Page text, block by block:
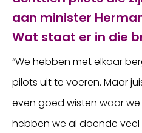
aan minister
Wat staat er in die
“We hebben met elkaar
pilots uit te voeren. Maar
even goed wisten waar
hebben we al doende